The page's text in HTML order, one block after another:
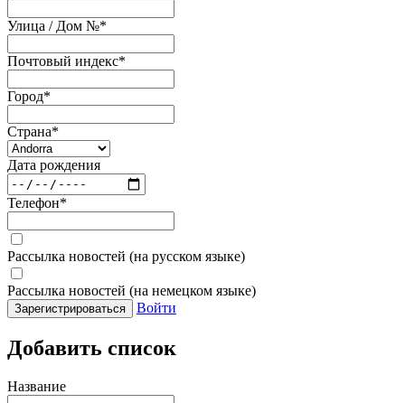
Улица / Дом №*
Почтовый индекс*
Город*
Страна*
Дата рождения
Телефон*
Рассылка новостей (на русском языке)
Рассылка новостей (на немецком языке)
Зарегистрироваться Войти
Добавить список
Название